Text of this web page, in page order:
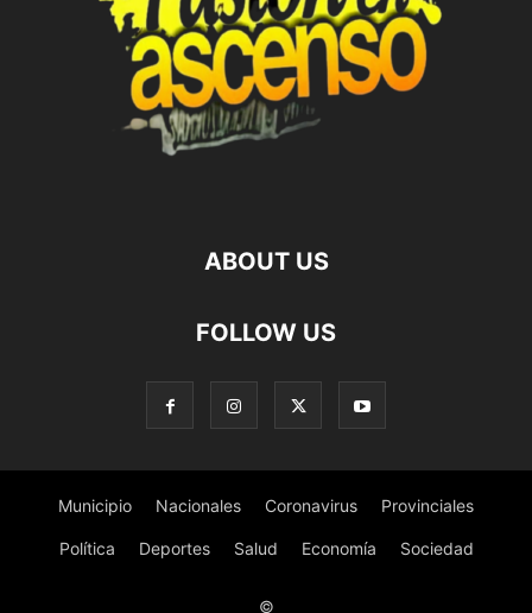
ABOUT US
FOLLOW US
Municipio Nacionales Coronavirus Provinciales
Política Deportes Salud Economía Sociedad
©